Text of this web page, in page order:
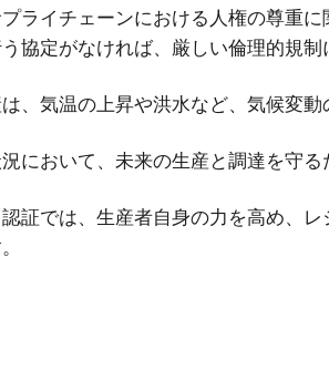
ライチェーンにおける人権の尊重
協定がなければ、厳しい倫理的規
、気温の上昇や洪水など、気候変
において、未来の生産と調達を守
証では、生産者自身の力を高め、